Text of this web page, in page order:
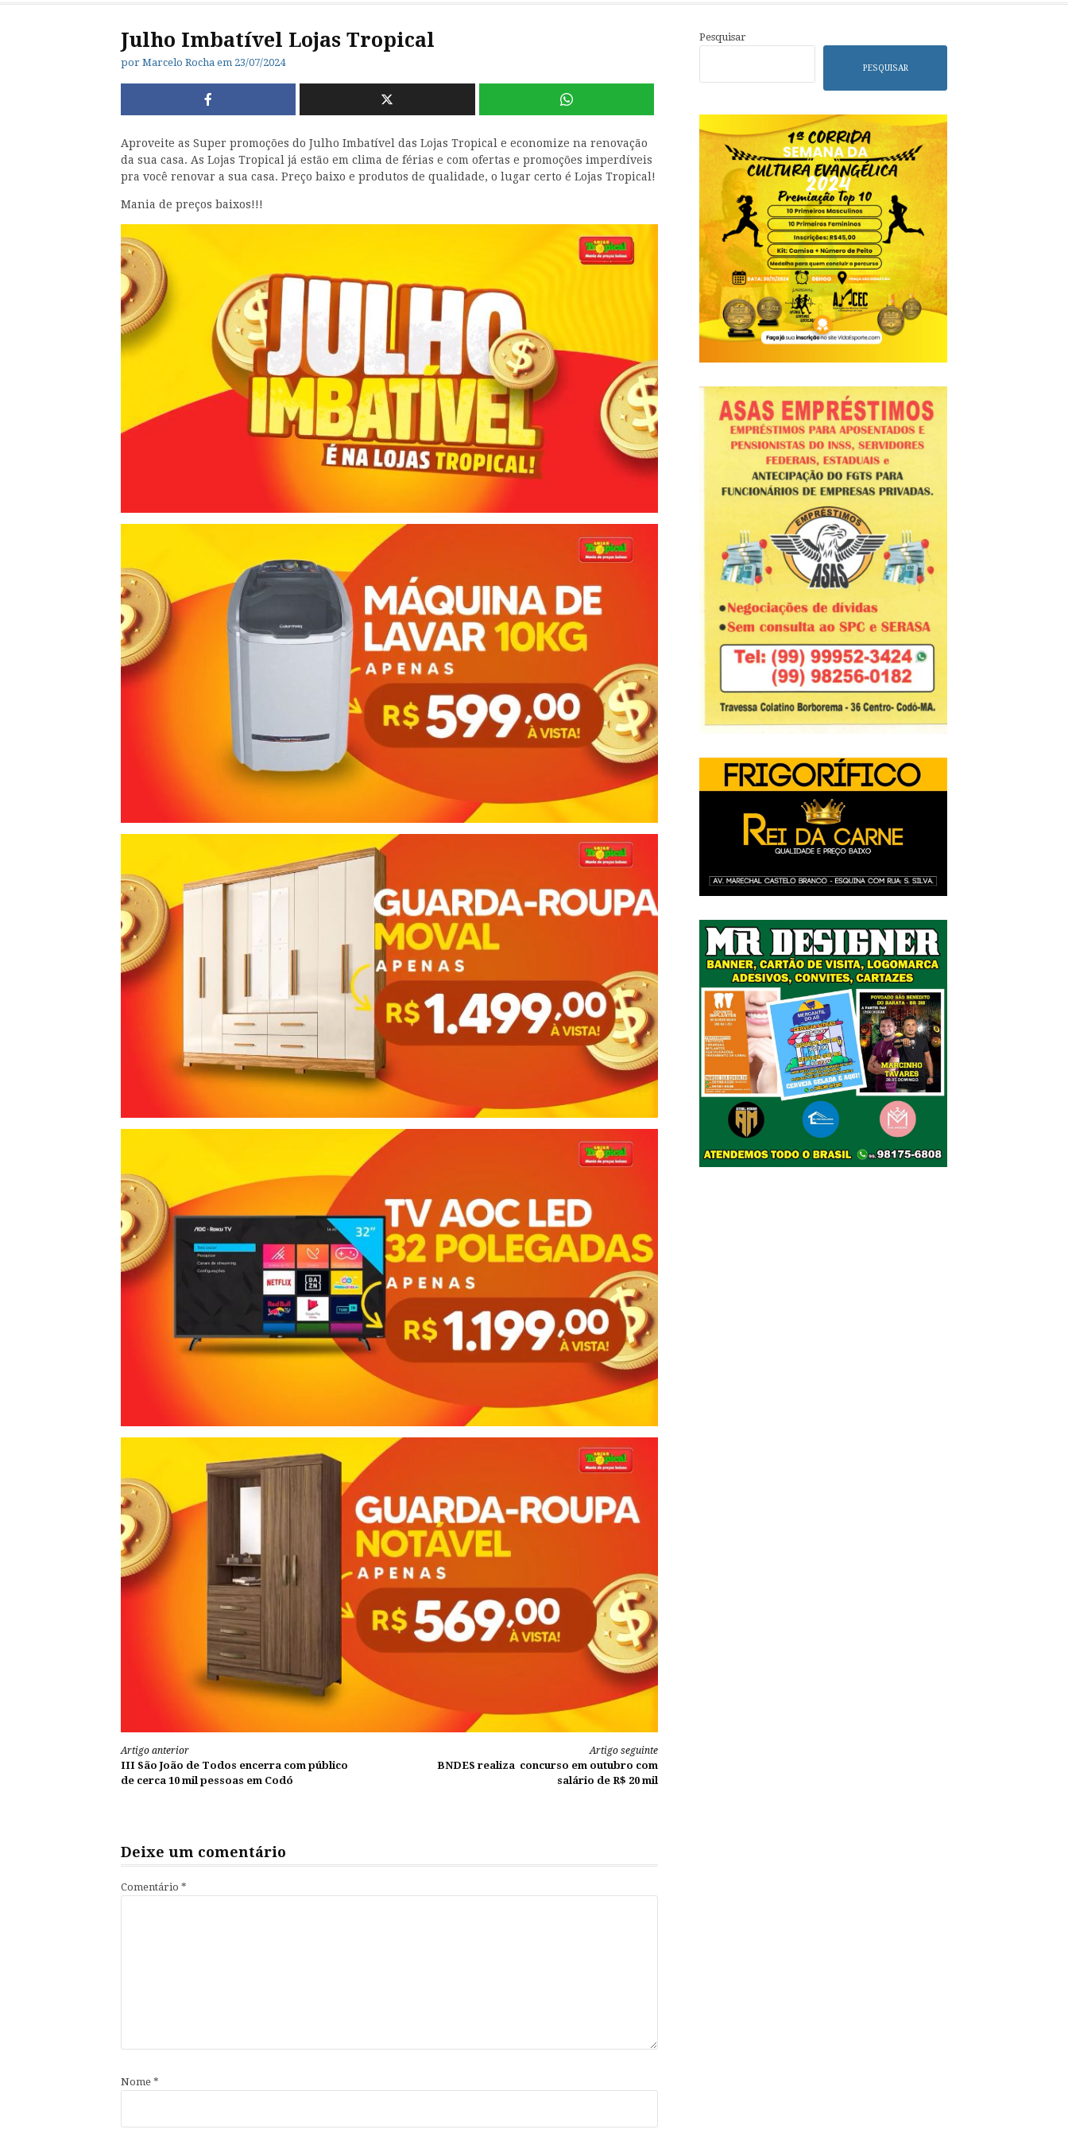
Julho Imbatível Lojas Tropical
por Marcelo Rocha em 23/07/2024
Aproveite as Super promoções do Julho Imbatível das Lojas Tropical e economize na renovação
da sua casa. As Lojas Tropical já estão em clima de férias e com ofertas e promoções imperdíveis
pra você renovar a sua casa. Preço baixo e produtos de qualidade, o lugar certo é Lojas Tropical!
Mania de preços baixos!!!
Continue
lendo
Artigo anterior
III São João de Todos encerra com público
de cerca 10 mil pessoas em Codó
Artigo seguinte
BNDES realiza concurso em outubro com
salário de R$ 20 mil
Deixe um comentário
Comentário *
Nome *
Pesquisar
PESQUISAR